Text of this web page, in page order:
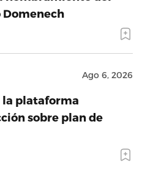
Ago 6, 2026
la plataforma
sobre plan de